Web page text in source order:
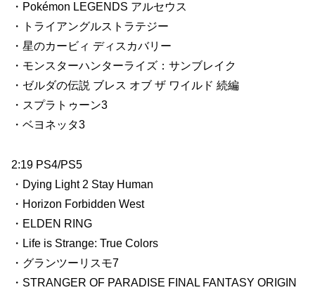
・Pokémon LEGENDS アルセウス
・トライアングルストラテジー
・星のカービィ ディスカバリー
・モンスターハンターライズ：サンブレイク
・ゼルダの伝説 ブレス オブ ザ ワイルド 続編
・スプラトゥーン3
・ベヨネッタ3
2:19 PS4/PS5
・Dying Light 2 Stay Human
・Horizon Forbidden West
・ELDEN RING
・Life is Strange: True Colors
・グランツーリスモ7
・STRANGER OF PARADISE FINAL FANTASY ORIGIN